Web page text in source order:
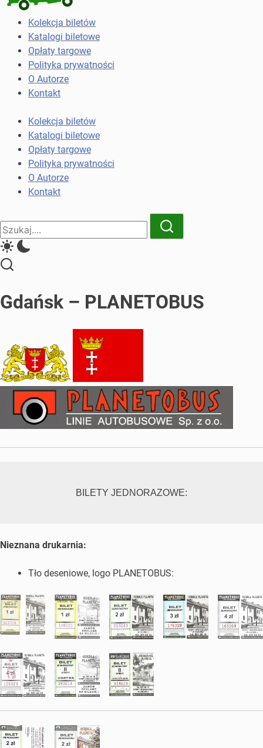
Kolekcja
biletów
komunikacji
miejskiej
kolejowych
Kolekcja biletów
Katalogi biletowe
Opłaty targowe
Polityka prywatności
O Autorze
Kontakt
Kolekcja biletów
Katalogi biletowe
Opłaty targowe
Polityka prywatności
O Autorze
Kontakt
Close
Search
Search
Gdańsk – PLANETOBUS
BILETY JEDNORAZOWE:
Nieznana drukarnia:
Tło deseniowe, logo PLANETOBUS: